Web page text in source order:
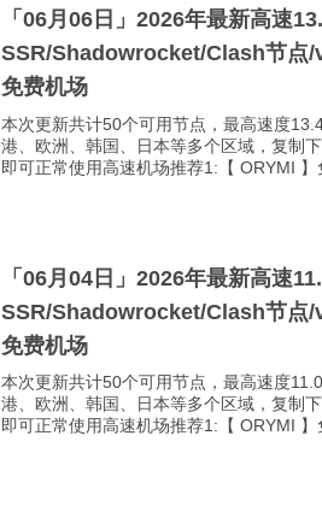
「06月06日」2026年最新高速
SSR/Shadowrocket/Clash节点/
免费机场
本次更新共计50个可用节点，最高速度
港、欧洲、韩国、日本等多个区域，复制
即可正常使用高速机场推荐1:【 ORYMI 】
「06月04日」2026年最新高速
SSR/Shadowrocket/Clash节点/
免费机场
本次更新共计50个可用节点，最高速度
港、欧洲、韩国、日本等多个区域，复制
即可正常使用高速机场推荐1:【 ORYMI 】